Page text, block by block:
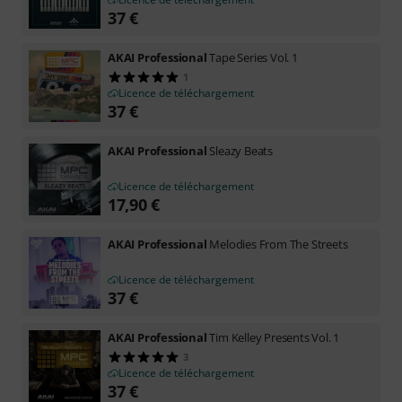
37€
AKAI ProfessionalTape Series Vol. 1
1
Licence de téléchargement
37€
AKAI Professional Sleazy Beats
Licence de téléchargement
17,90€
AKAI Professional Melodies From The Streets
Licence de téléchargement
37€
AKAI ProfessionalTim Kelley Presents Vol. 1
3
Licence de téléchargement
37€